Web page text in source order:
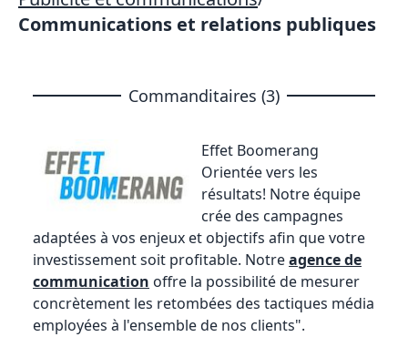
Communications et relations publiques
Commanditaires (3)
Effet Boomerang
Orientée vers les
résultats! Notre équipe
crée des campagnes
adaptées à vos enjeux et objectifs afin que votre
investissement soit profitable. Notreagence de
communication offre la possibilité de mesurer
concrètement les retombées des tactiques média
employées à l'ensemble de nos clients".